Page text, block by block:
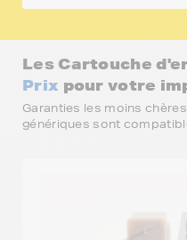
Les Cartouche
Prix pour votre
Garanties les moins
génériques sont